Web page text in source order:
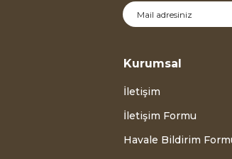
Kurumsal
İletişim
İletişim Formu
Havale Bildirim